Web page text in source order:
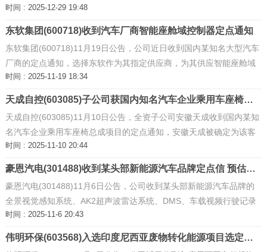
时间 : 2025-12-29 19:48
东软集团(600718)收到汽车厂商智能座舱域控制器定点通知
东软集团(600718)11月19日公告，公司近日收到国内某知名大型汽车
厂商的定点通知，选择东软作为其指定供应商，为其供应智能座舱域
控制器。根据该汽车厂商的规划，上述产品将应用于2026年—2027年
内陆续量产上市的多款 ...
时间 : 2025-11-19 18:34
天成自控(603085)子公司获国内知名汽车企业乘用车座椅总成项目定点 ...
天成自控(603085)11月10日公告，全资子公司安徽天成收到国内某知
名汽车企业乘用车座椅总成项目的定点通知，安徽天成被确定为该客
户某乘用车座椅总成项目的定点供应商 ...
时间 : 2025-11-10 20:44
豪恩汽电(301488)收到某头部新能源汽车品牌定点信 预估总营业额约4.7亿元 ...
豪恩汽电(301488)11月6日公告，公司收到某头部新能源汽车品牌的
全景视觉感知系统、AK2超声波雷达系统、DMS、车载视频行驶记录
系统产品的定点信
时间 : 2025-11-6 20:43
伟明环保(603568)入选印度尼西亚废物转化能源项目选定供应商